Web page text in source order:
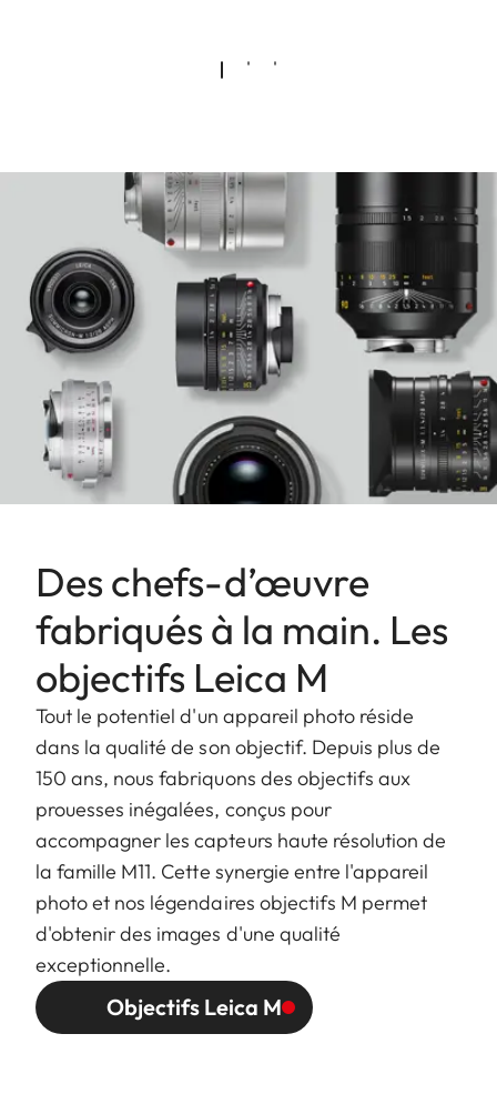
Des chefs-d’œuvre
fabriqués à la main. Les
objectifs Leica M
Tout le potentiel d'un appareil photo réside
dans la qualité de son objectif. Depuis plus de
150 ans, nous fabriquons des objectifs aux
prouesses inégalées, conçus pour
accompagner les capteurs haute résolution de
la famille M11. Cette synergie entre l'appareil
photo et nos légendaires objectifs M permet
d'obtenir des images d'une qualité
exceptionnelle.
Objectifs Leica M